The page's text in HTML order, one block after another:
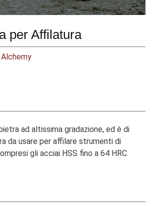
per Affilatura
ad altissima gradazione, ed è di
da usare per affilare strumenti di
gli acciai HSS fino a 64 HRC.